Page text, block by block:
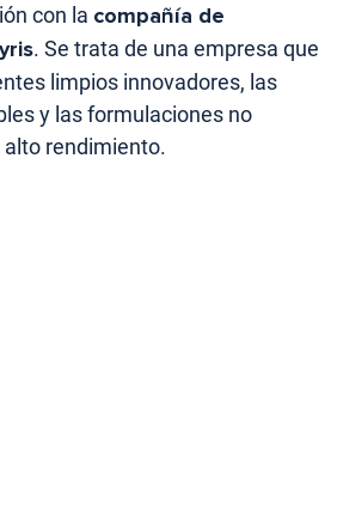
con la compañía de
. Se trata de una empresa que
limpios innovadores, las
y las formulaciones no
rendimiento.